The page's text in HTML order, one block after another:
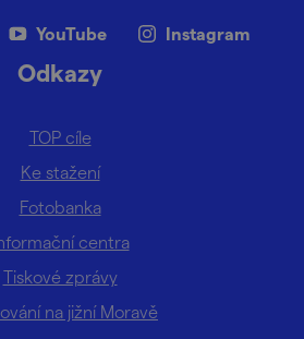
YouTube Instagram
Odkazy
TOP cíle
Ke stažení
Fotobanka
centra
Tiskové zprávy
na jižní Moravě